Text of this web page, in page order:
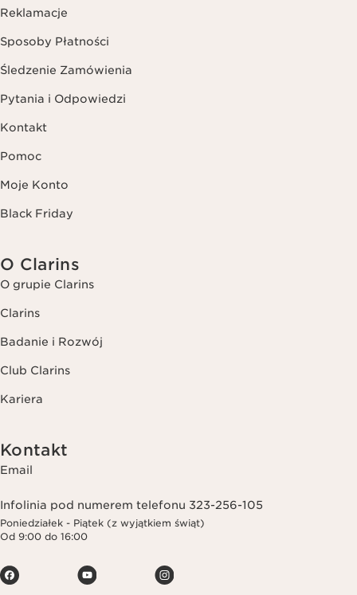
Reklamacje
Sposoby Płatności
Śledzenie Zamówienia
Pytania i Odpowiedzi
Kontakt
Pomoc
Moje Konto
Black Friday
O Clarins
O grupie Clarins
Clarins
Badanie i Rozwój
Club Clarins
Kariera
Kontakt
Email
Infolinia pod numerem telefonu 323-256-105
Poniedziałek - Piątek (z wyjątkiem świąt)
Od 9:00 do 16:00